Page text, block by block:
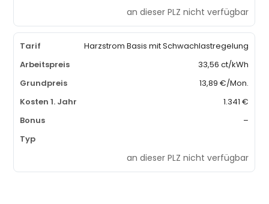
an dieser PLZ nicht verfügbar
Harzstrom Basis mit Schwachlastregelung
33,56 ct/kWh
13,89 €/Mon.
1.341 €
–
an dieser PLZ nicht verfügbar